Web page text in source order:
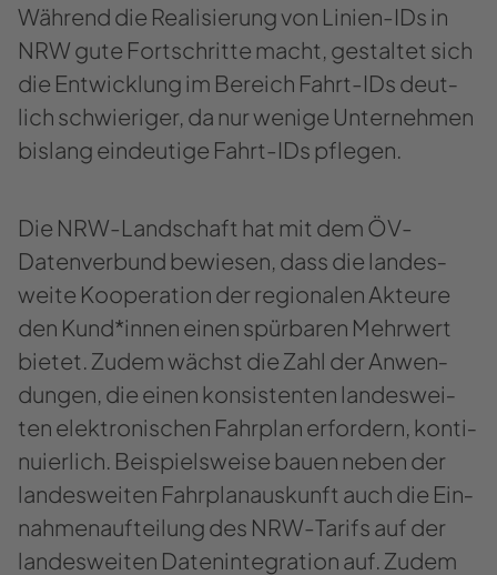
Wäh­rend die Rea­li­sie­rung von Linien-​IDs in
NRW gute Fort­schrit­te macht, ge­stal­tet sich
die Ent­wick­lung im Be­reich Fahrt-​IDs deut­
lich schwie­ri­ger, da nur we­ni­ge Un­ter­neh­men
bis­lang ein­deu­ti­ge Fahrt-​IDs pfle­gen.
Die NRW-​​Landschaft hat mit dem ÖV-​​
Datenverbund be­wie­sen, dass die lan­des­
wei­te Ko­ope­ra­ti­on der re­gio­na­len Ak­teu­re
den Kund*innen einen spür­ba­ren Mehr­wert
bie­tet. Zudem wächst die Zahl der An­wen­
dun­gen, die einen kon­sis­ten­ten lan­des­wei­
ten elek­tro­ni­schen Fahr­plan er­for­dern, kon­ti­
nu­ier­lich. Bei­spiels­wei­se bauen neben der
lan­des­wei­ten Fahr­plan­aus­kunft auch die Ein­
nah­men­auf­tei­lung des NRW-​​Tarifs auf der
lan­des­wei­ten Da­ten­in­te­gra­ti­on auf. Zudem